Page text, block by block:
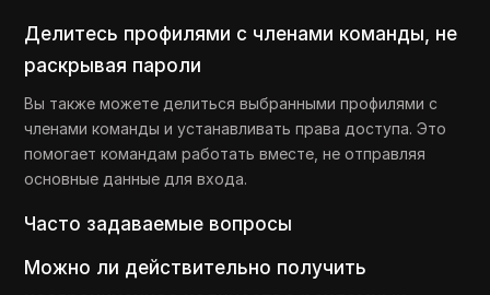
Делитесь профилями с членами команды, не
раскрывая пароли
Вы также можете делиться выбранными профилями с
членами команды и устанавливать права доступа. Это
помогает командам работать вместе, не отправляя
основные данные для входа.
Часто задаваемые вопросы
Можно ли действительно получить